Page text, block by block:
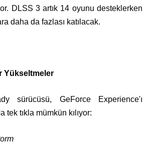
DLSS 3 artık 14 oyunu desteklerken
daha da fazlası katılacak.
Yükseltmeler
sürücüsü, GeForce Experience'ı
tek tıkla mümkün kılıyor: